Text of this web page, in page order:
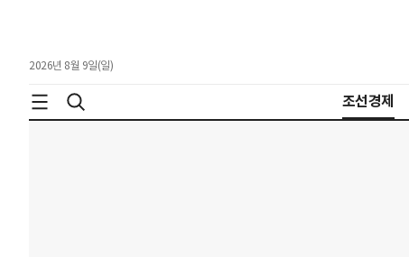
2026년 8월 9일(일)
조선경제